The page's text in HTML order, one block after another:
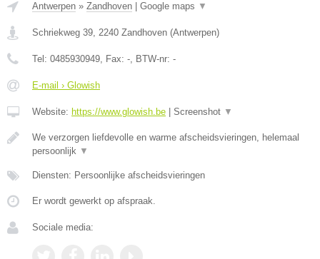
Antwerpen » Zandhoven Google maps ▼
Schriekweg 39, 2240 Zandhoven (Antwerpen)
Tel: 0485930949, Fax: -, BTW-nr: -
E-mail › Glowish
Website: https://www.glowish.be Screenshot ▼
We verzorgen liefdevolle en warme afscheidsvieringen, helemaal
persoonlijk ▼
Diensten: Persoonlijke afscheidsvieringen
Er wordt gewerkt op afspraak.
Sociale media: